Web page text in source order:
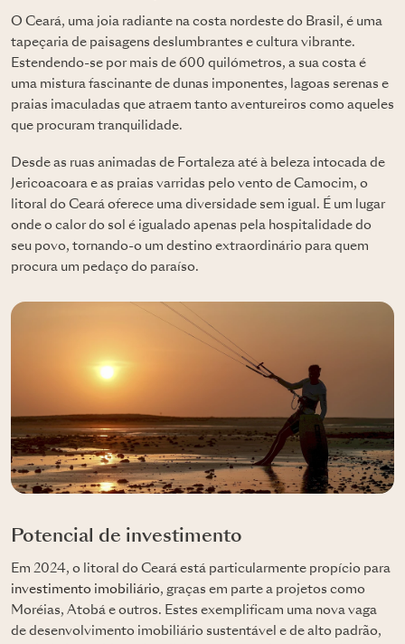
O Ceará, uma joia radiante na costa nordeste do Brasil, é uma
tapeçaria de paisagens deslumbrantes e cultura vibrante.
Estendendo-se por mais de 600 quilómetros, a sua costa é
uma mistura fascinante de dunas imponentes, lagoas serenas e
praias imaculadas que atraem tanto aventureiros como aqueles
que procuram tranquilidade.
Desde as ruas animadas de Fortaleza até à beleza intocada de
Jericoacoara e as praias varridas pelo vento de Camocim, o
litoral do Ceará oferece uma diversidade sem igual. É um lugar
onde o calor do sol é igualado apenas pela hospitalidade do
seu povo, tornando-o um destino extraordinário para quem
procura um pedaço do paraíso.
Potencial de investimento
Em 2024, o litoral do Ceará está particularmente propício para
investimento imobiliário, graças em parte a projetos como
Moréias, Atobá e outros. Estes exemplificam uma nova vaga
de desenvolvimento imobiliário sustentável e de alto padrão,